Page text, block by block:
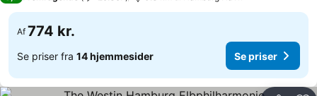
Af 774 kr.
Se priser fra 14 hjemmesider Se priser